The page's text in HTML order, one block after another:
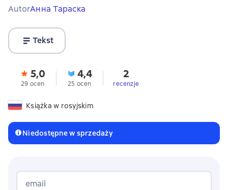
AutorАнна Тараска
Tekst
5,0
29 ocen
4,4
25 ocen
2
recenzje
Książka w rosyjskim
Niedostępne w sprzedaży
email